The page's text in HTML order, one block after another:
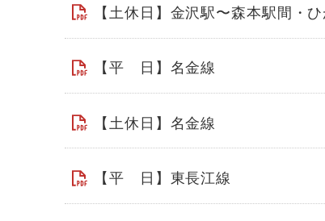
【土休日】金沢駅〜森本駅間・
【平 日】名金線
【土休日】名金線
【平 日】東長江線